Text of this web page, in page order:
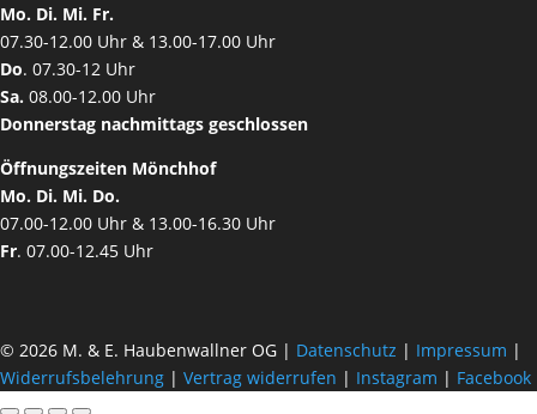
Mo. Di. Mi. Fr.
07.30-12.00 Uhr & 13.00-17.00 Uhr
Do. 07.30-12 Uhr
Sa. 08.00-12.00 Uhr
Donnerstag nachmittags geschlossen
Öffnungszeiten Mönchhof
Mo. Di. Mi. Do.
07.00-12.00 Uhr & 13.00-16.30 Uhr
Fr. 07.00-12.45 Uhr
© 2026 M. & E. Haubenwallner OG | Datenschutz | Impressum |
Widerrufsbelehrung | Vertrag widerrufen | Instagram | Facebook